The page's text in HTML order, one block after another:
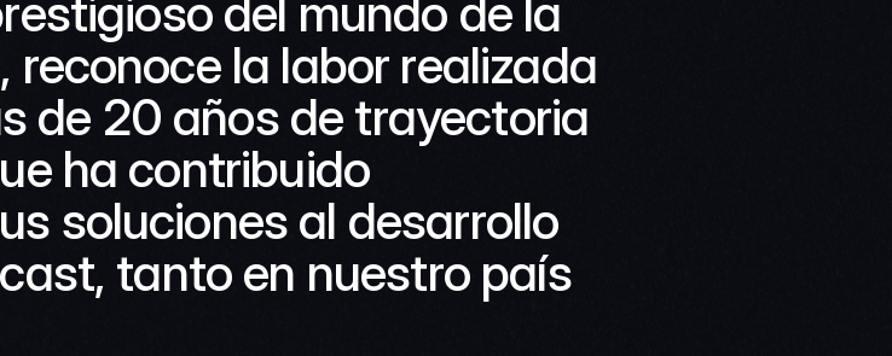
del mundo de la
reconoce la labor realizada
de 20 años de trayectoria
ha contribuido
soluciones al desarrollo
tanto en nuestro país